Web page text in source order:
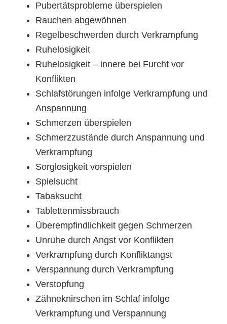
Pubertätsprobleme überspielen
Rauchen abgewöhnen
Regelbeschwerden durch Verkrampfung
Ruhelosigkeit
Ruhelosigkeit – innere bei Furcht vor
Konflikten
Schlafstörungen infolge Verkrampfung und
Anspannung
Schmerzen überspielen
Schmerzzustände durch Anspannung und
Verkrampfung
Sorglosigkeit vorspielen
Spielsucht
Tabaksucht
Tablettenmissbrauch
Überempfindlichkeit gegen Schmerzen
Unruhe durch Angst vor Konflikten
Verkrampfung durch Konfliktangst
Verspannung durch Verkrampfung
Verstopfung
Zähneknirschen im Schlaf infolge
Verkrampfung und Verspannung